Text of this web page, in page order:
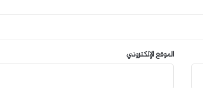
الموقع الإلكتروني